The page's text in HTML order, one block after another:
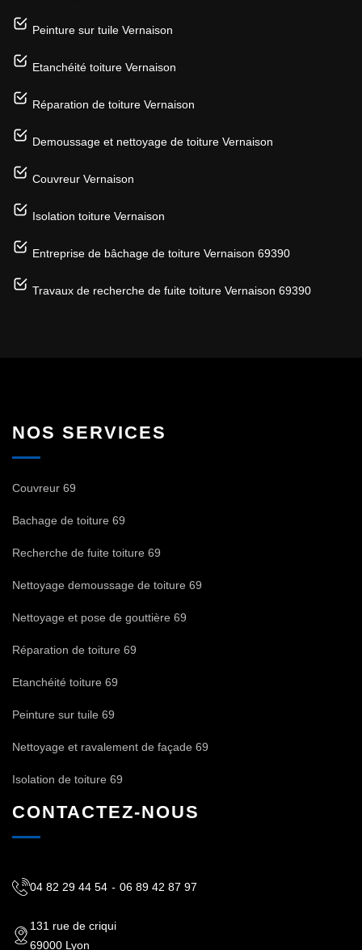
Peinture sur tuile Vernaison
Etanchéité toiture Vernaison
Réparation de toiture Vernaison
Demoussage et nettoyage de toiture Vernaison
Couvreur Vernaison
Isolation toiture Vernaison
Entreprise de bâchage de toiture Vernaison 69390
Travaux de recherche de fuite toiture Vernaison 69390
NOS SERVICES
Couvreur 69
Bachage de toiture 69
Recherche de fuite toiture 69
Nettoyage demoussage de toiture 69
Nettoyage et pose de gouttière 69
Réparation de toiture 69
Etanchéité toiture 69
Peinture sur tuile 69
Nettoyage et ravalement de façade 69
Isolation de toiture 69
CONTACTEZ-NOUS
04 82 29 44 54 - 06 89 42 87 97
131 rue de criqui
69000 Lyon